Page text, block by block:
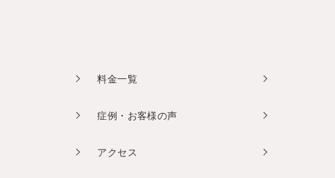
料金一覧
症例・お客様の声
アクセス